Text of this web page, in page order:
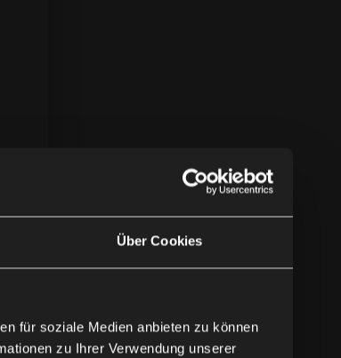
Über Cookies
für soziale Medien anbieten zu können
zu Ihrer Verwendung unserer
in